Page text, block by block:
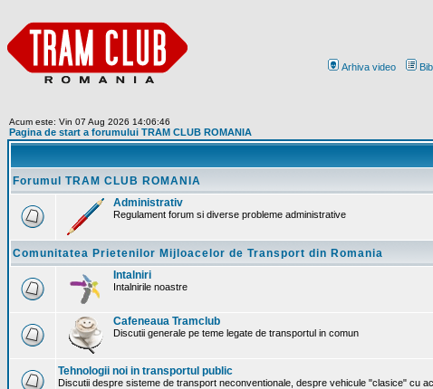
Arhiva video
Acum este: Vin 07 Aug 2026 14:06:46
Pagina de start a forumului TRAM CLUB ROMANIA
Forumul TRAM CLUB ROMANIA
Administrativ
Regulament forum si diverse probleme administrative
Comunitatea Prietenilor Mijloacelor de Transport din Romania
Intalniri
Intalnirile noastre
Cafeneaua Tramclub
Discutii generale pe teme legate de transportul in comun
Tehnologii noi in transportul public
Discutii despre sisteme de transport neconventionale, despre vehicule "clasice" cu